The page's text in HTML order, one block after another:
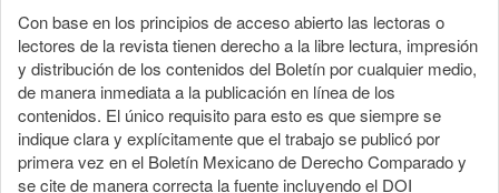
Con base en los principios de acceso abierto las lectoras o
lectores de la revista tienen derecho a la libre lectura, impresión
y distribución de los contenidos del Boletín por cualquier medio,
de manera inmediata a la publicación en línea de los
contenidos. El único requisito para esto es que siempre se
indique clara y explícitamente que el trabajo se publicó por
primera vez en el Boletín Mexicano de Derecho Comparado y
se cite de manera correcta la fuente incluyendo el DOI